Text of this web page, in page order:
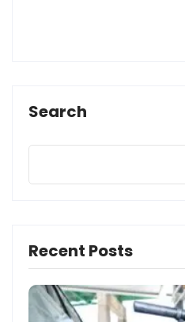
Search
Recent Posts